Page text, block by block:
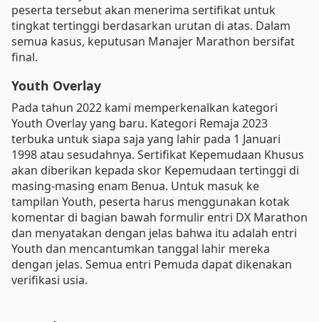
peserta tersebut akan menerima sertifikat untuk
tingkat tertinggi berdasarkan urutan di atas. Dalam
semua kasus, keputusan Manajer Marathon bersifat
final.
Youth Overlay
Pada tahun 2022 kami memperkenalkan kategori
Youth Overlay yang baru. Kategori Remaja 2023
terbuka untuk siapa saja yang lahir pada 1 Januari
1998 atau sesudahnya. Sertifikat Kepemudaan Khusus
akan diberikan kepada skor Kepemudaan tertinggi di
masing-masing enam Benua. Untuk masuk ke
tampilan Youth, peserta harus menggunakan kotak
komentar di bagian bawah formulir entri DX Marathon
dan menyatakan dengan jelas bahwa itu adalah entri
Youth dan mencantumkan tanggal lahir mereka
dengan jelas. Semua entri Pemuda dapat dikenakan
verifikasi usia.